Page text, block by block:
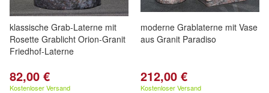
klassische Grab-Laterne mit
Rosette Grablicht Orion-Granit
Friedhof-Laterne
82,00 €
Kostenloser Versand
moderne Grablaterne mit Vase
aus Granit Paradiso
212,00 €
Kostenloser Versand